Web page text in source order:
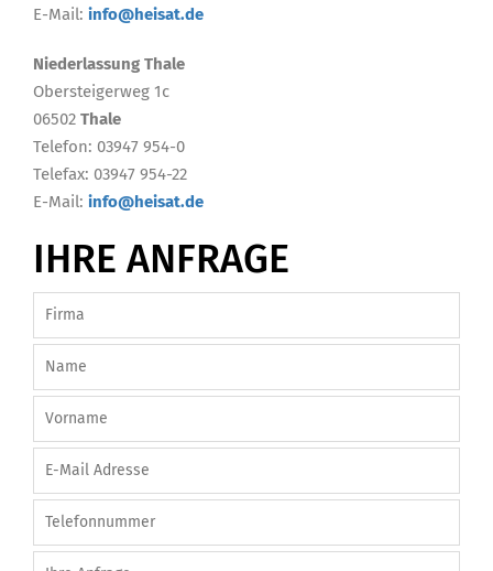
E-Mail: info@heisat.de
Niederlassung Thale
Obersteigerweg 1c
06502 Thale
Telefon: 03947 954-0
Telefax: 03947 954-22
E-Mail: info@heisat.de
IHRE ANFRAGE